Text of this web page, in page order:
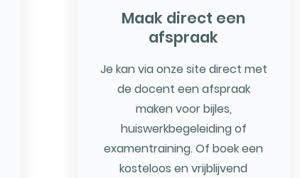
Maak direct een
afspraak
Je kan via onze site direct met
de docent een afspraak
maken voor bijles,
huiswerkbegeleiding of
examentraining. Of boek een
kosteloos en vrijblijvend